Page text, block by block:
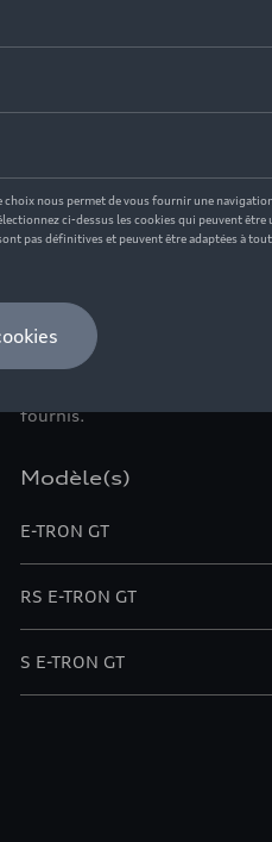
En stock
Contactez
Améliorez l'aspect
doubles pour un pneu de
fournis.
Modèle(s)
E-TRON GT
RS E-TRON GT
S E-TRON GT